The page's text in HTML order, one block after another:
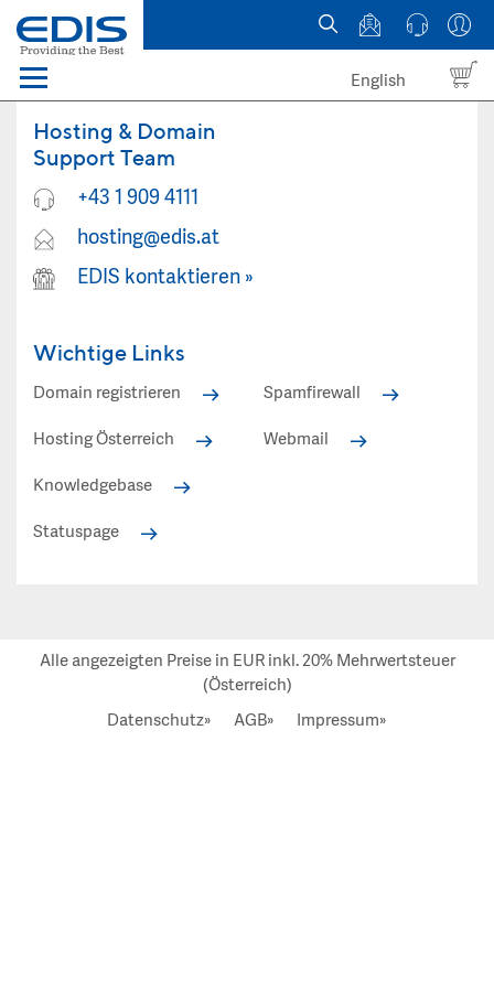
Menü
Domains
Webhosting Österreich
News
English
Hosting & Domain
Support Team
+43 1 909 4111
hosting@edis.at
EDIS kontaktieren »
Wichtige Links
Domain registrieren
Hosting Österreich
Knowledgebase
Spamfirewall
Webmail
Statuspage
Alle angezeigten Preise in EUR inkl. 20% Mehrwertsteuer
(Österreich)
Datenschutz»
AGB» Impressum»